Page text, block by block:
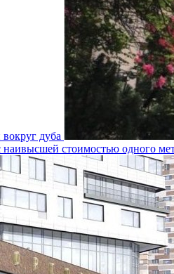
дуба
стоимостью одного